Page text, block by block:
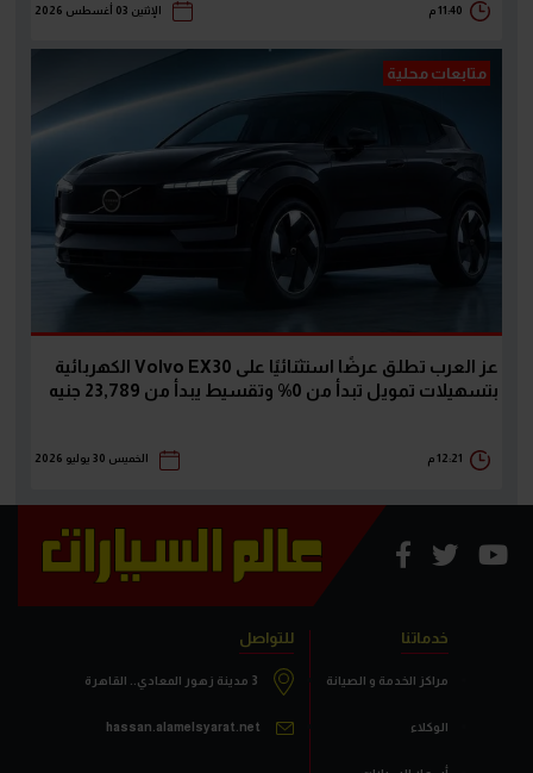
11:40 م الإثنين 03 أغسطس 2026
متابعات محلية
عز العرب تطلق عرضًا استثنائيًا على Volvo EX30 الكهربائية
بتسهيلات تمويل تبدأ من 0% وتقسيط يبدأ من 23,789 جنيه
12:21 م الخميس 30 يوليو 2026
خدماتنا
مراكز الخدمة و الصيانة
الوكلاء
للتواصل
3 مدينة زهور المعادي.. القاهرة
hassan.alamelsyarat.net